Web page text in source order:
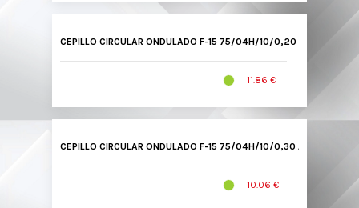
CEPILLO CIRCULAR ONDULADO F-15 75/04H/10/0,20 ACERO
11.86 €
CEPILLO CIRCULAR ONDULADO F-15 75/04H/10/0,30 ACERO
10.06 €